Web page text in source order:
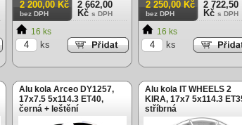
2 200,00 Kč
bez DPH
2 662,00
Kč s DPH
16 ks
ks
2 250,00 Kč
bez DPH
2 722,50
Kč s DPH
16 ks
ks
Alu kola Arceo DY1257,
17x7.5 5x114.3 ET40,
černá + leštění
Alu kola IT WHEELS 2
KIRA, 17x7 5x114.3
stříbrná